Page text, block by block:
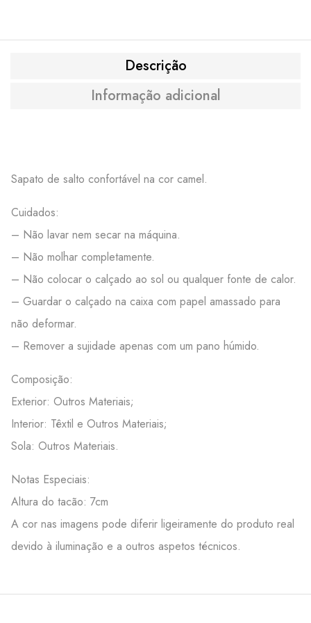
Descrição
Informação adicional
Sapato de salto confortável na cor camel.
Cuidados:
– Não lavar nem secar na máquina.
– Não molhar completamente.
– Não colocar o calçado ao sol ou qualquer fonte de calor.
– Guardar o calçado na caixa com papel amassado para
não deformar.
– Remover a sujidade apenas com um pano húmido.
Composição:
Exterior: Outros Materiais;
Interior: Têxtil e Outros Materiais;
Sola: Outros Materiais.
Notas Especiais:
Altura do tacão: 7cm
A cor nas imagens pode diferir ligeiramente do produto real
devido à iluminação e a outros aspetos técnicos.